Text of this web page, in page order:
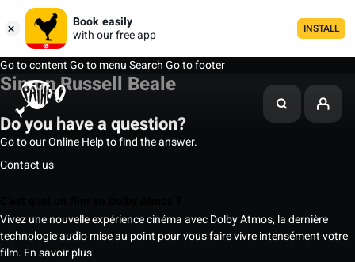
Book easily
with our free app
INSTALL
Go to contentGo to menuSearchGo to footer
Simon Russell Beale
Do you have a question?
Go to our Online Help to find the answer.
Contact us
Vivez une nouvelle expérience cinéma avec Dolby Atmos, la dernière
technologie audio mise au point pour vous faire vivre intensément votre
film. En savoir plus